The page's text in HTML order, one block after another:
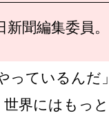
新聞編集委員
っているんだ
世界にはもっ